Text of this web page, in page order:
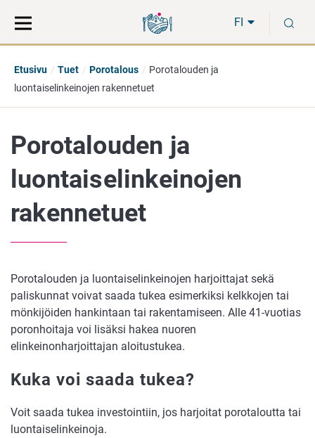
suoraan
sisältöön
koko
sivuston
FI
Etusivu Tuet Porotalous
Porotalouden ja
luontaiselinkeinojen rakennetuet
Porotalouden ja
luontaiselinkeinojen
rakennetuet
Porotalouden ja luontaiselinkeinojen harjoittajat sekä
paliskunnat voivat saada tukea esimerkiksi kelkkojen tai
mönkijöiden hankintaan tai rakentamiseen. Alle 41-vuotias
poronhoitaja voi lisäksi hakea nuoren
elinkeinonharjoittajan aloitustukea.
Kuka voi saada tukea?
Voit saada tukea investointiin, jos harjoitat porotaloutta tai
luontaiselinkeinoja.